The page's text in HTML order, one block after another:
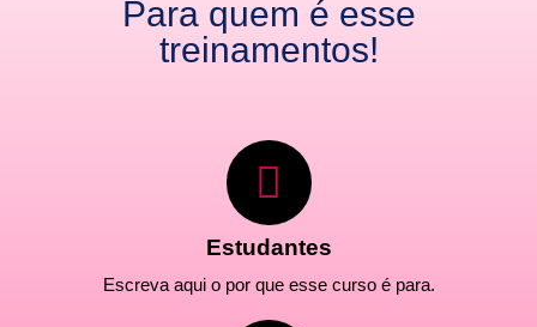
Para quem é esse
treinamentos!
Estudantes
Escreva aqui o por que esse curso é para.